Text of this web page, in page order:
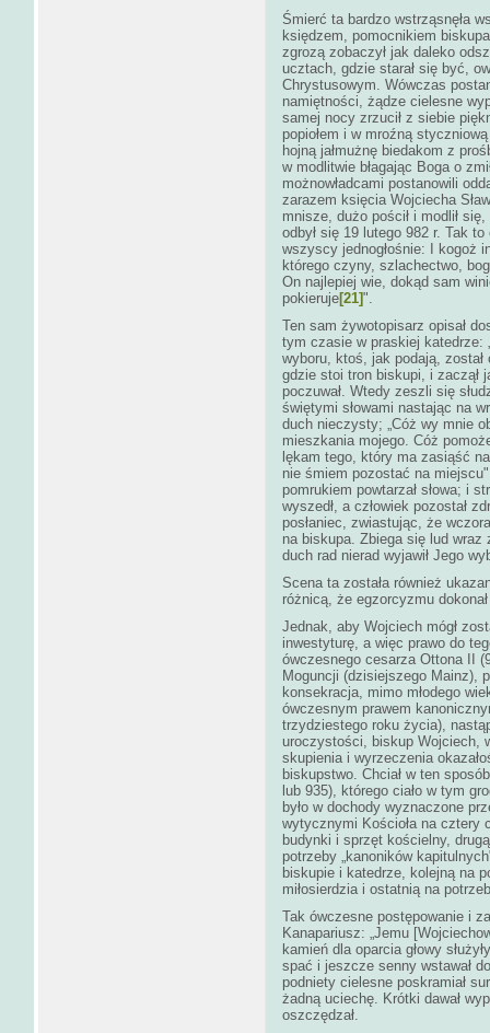
Śmierć ta bardzo wstrząsnęła
księdzem, pomocnikiem
zgrozą zobaczył jak daleko
ucztach, gdzie starał się być,
Chrystusowym. Wówczas
namiętności, żądze cielesne
samej nocy zrzucił z siebie
popiołem i w mroźną
hojną jałmużnę biedakom z
w modlitwie błagając Boga o
możnowładcami postanowili
zarazem księcia Wojciecha
mnisze, dużo pościł i modlił
odbył się 19 lutego 982 r. Tak
wszyscy jednogłośnie: I kogoż
którego czyny, szlachectwo,
On najlepiej wie, dokąd sam
pokieruje[21]".
Ten sam żywotopisarz opisał
tym czasie w praskiej katedrze:
wyboru, ktoś, jak podają,
gdzie stoi tron biskupi, i zaczął
poczuwał. Wtedy zeszli się
świętymi słowami nastając na
duch nieczysty; „Cóż wy mnie
mieszkania mojego. Cóż
lękam tego, który ma zasiąść
nie śmiem pozostać na
pomrukiem powtarzał słowa; i
wyszedł, a człowiek pozostał
posłaniec, zwiastując, że
na biskupa. Zbiega się lud
duch rad nierad wyjawił Jego
Scena ta została również
różnicą, że egzorcyzmu
Jednak, aby Wojciech mógł
inwestyturę, a więc prawo do
ówczesnego cesarza Ottona II
Moguncji (dzisiejszego Mainz),
konsekracja, mimo młodego
ówczesnym prawem
trzydziestego roku życia),
uroczystości, biskup Wojciech,
skupienia i wyrzeczenia
biskupstwo. Chciał w ten
lub 935), którego ciało w tym
było w dochody wyznaczone
wytycznymi Kościoła na cztery
budynki i sprzęt kościelny,
potrzeby „kanoników
biskupie i katedrze, kolejną na
miłosierdzia i ostatnią na
Tak ówczesne postępowanie i
Kanapariusz: „Jemu
kamień dla oparcia głowy
spać i jeszcze senny wstawał
podniety cielesne poskramiał
żadną uciechę. Krótki dawał
oszczędzał.